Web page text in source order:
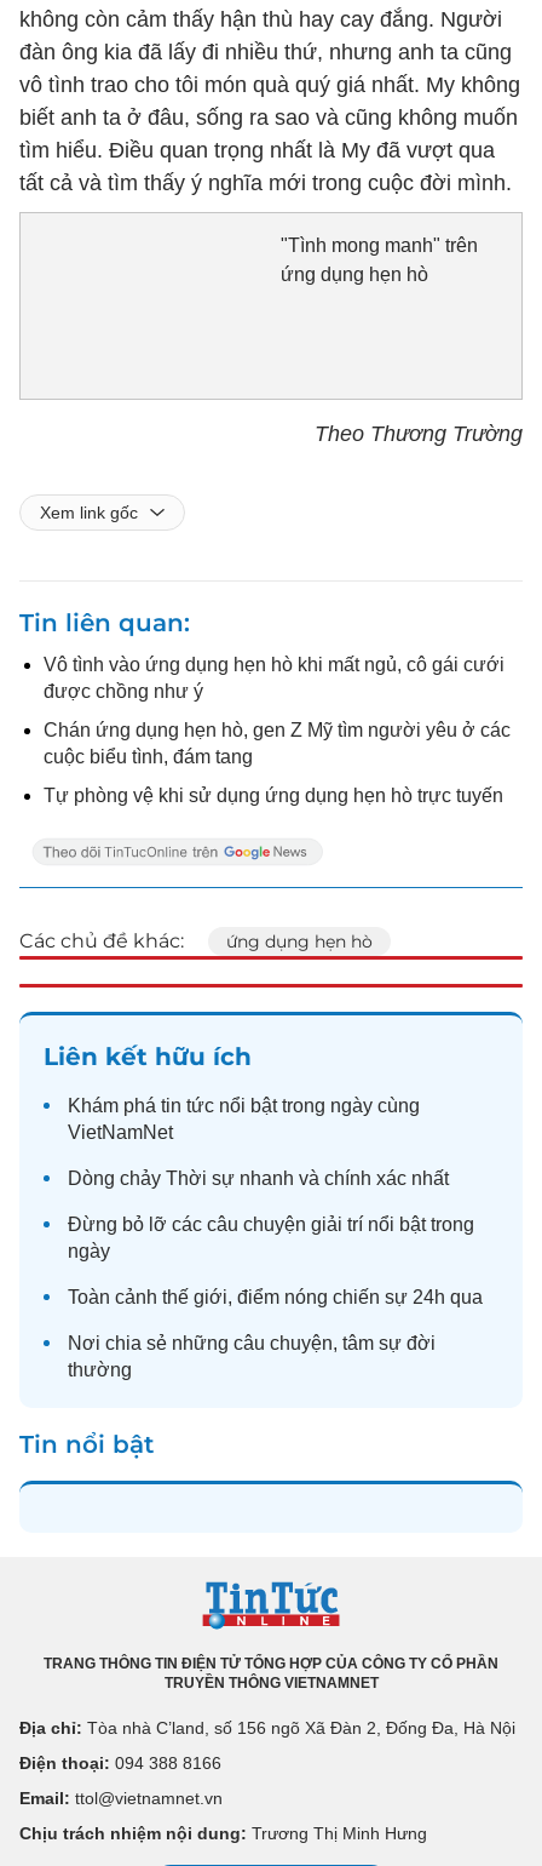
không còn cảm thấy hận thù hay cay đắng. Người
đàn ông kia đã lấy đi nhiều thứ, nhưng anh ta cũng
vô tình trao cho tôi món quà quý giá nhất. My không
biết anh ta ở đâu, sống ra sao và cũng không muốn
tìm hiểu. Điều quan trọng nhất là My đã vượt qua
tất cả và tìm thấy ý nghĩa mới trong cuộc đời mình.
"Tình mong manh" trên
ứng dụng hẹn hò
Theo Thương Trường
Xem link gốc
Tin liên quan
Vô tình vào ứng dụng hẹn hò khi mất ngủ, cô gái cưới
được chồng như ý
Chán ứng dụng hẹn hò, gen Z Mỹ tìm người yêu ở các
cuộc biểu tình, đám tang
Tự phòng vệ khi sử dụng ứng dụng hẹn hò trực tuyến
Các chủ đề khác: ứng dụng hẹn hò
Liên kết hữu ích
Khám phá tin tức nổi bật trong ngày cùng
VietNamNet
Dòng chảy Thời sự nhanh và chính xác nhất
Đừng bỏ lỡ các câu chuyện giải trí nổi bật trong
ngày
Toàn cảnh thế giới, điểm nóng chiến sự 24h qua
Nơi chia sẻ những câu chuyện, tâm sự đời
thường
Tin nổi bật
TRANG THÔNG TIN ĐIỆN TỬ TỔNG HỢP CỦA CÔNG TY CỔ PHẦN
TRUYỀN THÔNG VIETNAMNET
Địa chỉ: Tòa nhà C’land, số 156 ngõ Xã Đàn 2, Đống Đa, Hà Nội
Điện thoại: 094 388 8166
Email: ttol@vietnamnet.vn
Chịu trách nhiệm nội dung: Trương Thị Minh Hưng